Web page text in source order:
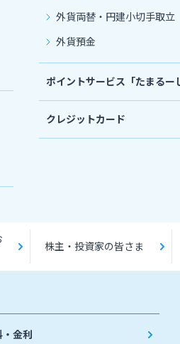
外貨両替・円建小切手取立
外貨預金
ポイントサービス「たまるー
クレジットカード
株主・投資家の皆さま
金利